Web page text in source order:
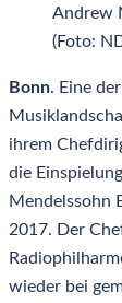
Andrew
(Foto:
Bonn. Eine
ihrem
die
Mendelssohn
2017. Der
wieder bei